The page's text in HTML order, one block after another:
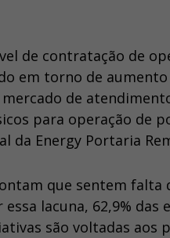
de contratação de
em torno de aumento
de
para operação de
da Energy Portaria
que sentem
lacuna, 62,9%
são voltadas aos